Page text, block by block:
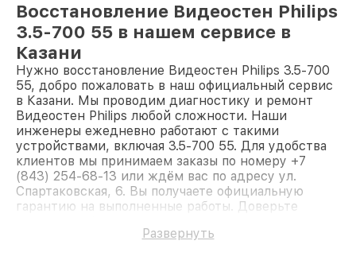
Восстановление Видеостен Philips
3.5-700 55 в нашем сервисе в
Казани
Нужно восстановление Видеостен Philips 3.5-700
55, добро пожаловать в наш официальный сервис
в Казани. Мы проводим диагностику и ремонт
Видеостен Philips любой сложности. Наши
инженеры ежедневно работают с такими
устройствами, включая 3.5-700 55. Для удобства
клиентов мы принимаем заказы по номеру +7
(843) 254-68-13 или ждём вас по адресу ул.
Спартаковская, 6. Вы получаете официальную
гарантию на выполненные работы. Доверьте
Развернуть